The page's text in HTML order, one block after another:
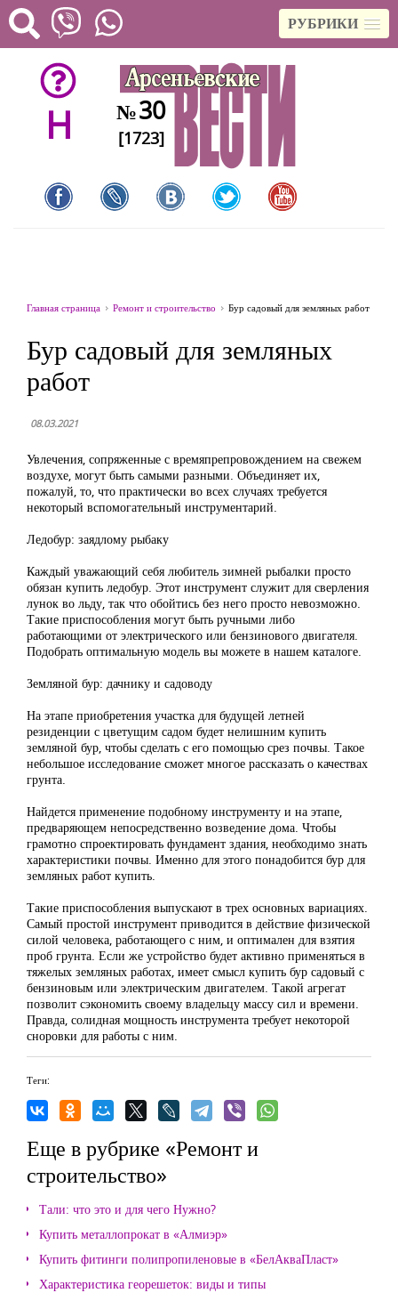
РУБРИКИ
H №30
[1723]
Главная страница Ремонт и строительство Бур садовый для земляных работ
Бур садовый для земляных
работ
08.03.2021
Увлечения, сопряженные с времяпрепровождением на свежем
воздухе, могут быть самыми разными. Объединяет их,
пожалуй, то, что практически во всех случаях требуется
некоторый вспомогательный инструментарий.
Ледобур: заядлому рыбаку
Каждый уважающий себя любитель зимней рыбалки просто
обязан купить ледобур. Этот инструмент служит для сверления
лунок во льду, так что обойтись без него просто невозможно.
Такие приспособления могут быть ручными либо
работающими от электрического или бензинового двигателя.
Подобрать оптимальную модель вы можете в нашем каталоге.
Земляной бур: дачнику и садоводу
На этапе приобретения участка для будущей летней
резиденции с цветущим садом будет нелишним купить
земляной бур, чтобы сделать с его помощью срез почвы. Такое
небольшое исследование сможет многое рассказать о качествах
грунта.
Найдется применение подобному инструменту и на этапе,
предваряющем непосредственно возведение дома. Чтобы
грамотно спроектировать фундамент здания, необходимо знать
характеристики почвы. Именно для этого понадобится бур для
земляных работ купить.
Такие приспособления выпускают в трех основных вариациях.
Самый простой инструмент приводится в действие физической
силой человека, работающего с ним, и оптимален для взятия
проб грунта. Если же устройство будет активно применяться в
тяжелых земляных работах, имеет смысл купить бур садовый с
бензиновым или электрическим двигателем. Такой агрегат
позволит сэкономить своему владельцу массу сил и времени.
Правда, солидная мощность инструмента требует некоторой
сноровки для работы с ним.
Теги:
Еще в рубрике «Ремонт и
строительство»
Тали: что это и для чего Нужно?
Купить металлопрокат в «Алмиэр»
Купить фитинги полипропиленовые в «БелАкваПласт»
Характеристика георешеток: виды и типы